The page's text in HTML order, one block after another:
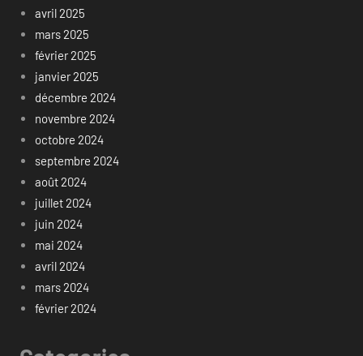
avril 2025
mars 2025
février 2025
janvier 2025
décembre 2024
novembre 2024
octobre 2024
septembre 2024
août 2024
juillet 2024
juin 2024
mai 2024
avril 2024
mars 2024
février 2024